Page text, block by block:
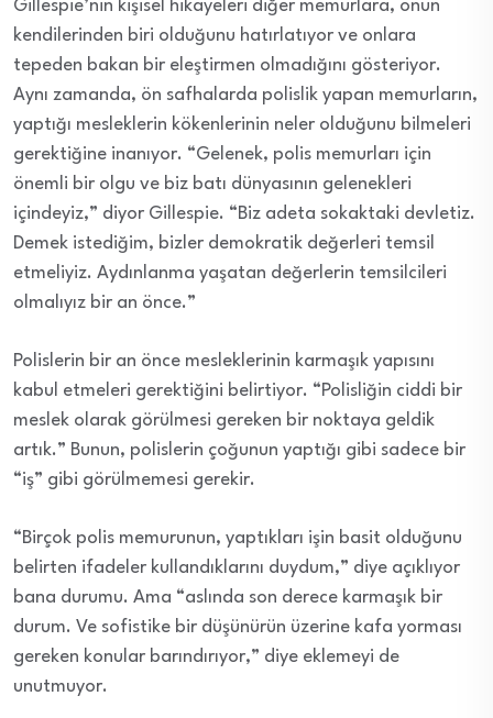
Gillespie’nin kişisel hikayeleri diğer memurlara, onun
kendilerinden biri olduğunu hatırlatıyor ve onlara
tepeden bakan bir eleştirmen olmadığını gösteriyor.
Aynı zamanda, ön safhalarda polislik yapan memurların,
yaptığı mesleklerin kökenlerinin neler olduğunu bilmeleri
gerektiğine inanıyor. “Gelenek, polis memurları için
önemli bir olgu ve biz batı dünyasının gelenekleri
içindeyiz,” diyor Gillespie. “Biz adeta sokaktaki devletiz.
Demek istediğim, bizler demokratik değerleri temsil
etmeliyiz. Aydınlanma yaşatan değerlerin temsilcileri
olmalıyız bir an önce.”
Polislerin bir an önce mesleklerinin karmaşık yapısını
kabul etmeleri gerektiğini belirtiyor. “Polisliğin ciddi bir
meslek olarak görülmesi gereken bir noktaya geldik
artık.” Bunun, polislerin çoğunun yaptığı gibi sadece bir
“iş” gibi görülmemesi gerekir.
“Birçok polis memurunun, yaptıkları işin basit olduğunu
belirten ifadeler kullandıklarını duydum,” diye açıklıyor
bana durumu. Ama “aslında son derece karmaşık bir
durum. Ve sofistike bir düşünürün üzerine kafa yorması
gereken konular barındırıyor,” diye eklemeyi de
unutmuyor.